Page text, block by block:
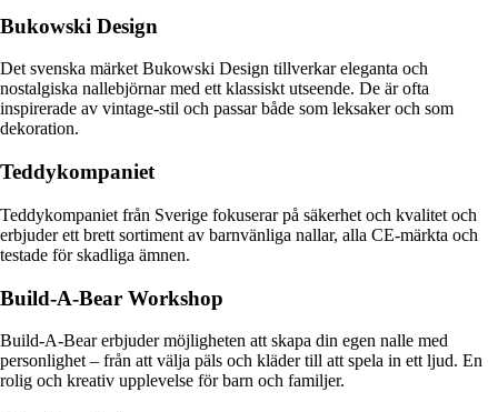
Bukowski Design
Det svenska märket Bukowski Design tillverkar eleganta och
nostalgiska nallebjörnar med ett klassiskt utseende. De är ofta
inspirerade av vintage-stil och passar både som leksaker och som
dekoration.
Teddykompaniet
Teddykompaniet från Sverige fokuserar på säkerhet och kvalitet och
erbjuder ett brett sortiment av barnvänliga nallar, alla CE-märkta och
testade för skadliga ämnen.
Build-A-Bear Workshop
Build-A-Bear erbjuder möjligheten att skapa din egen nalle med
personlighet – från att välja päls och kläder till att spela in ett ljud. En
rolig och kreativ upplevelse för barn och familjer.